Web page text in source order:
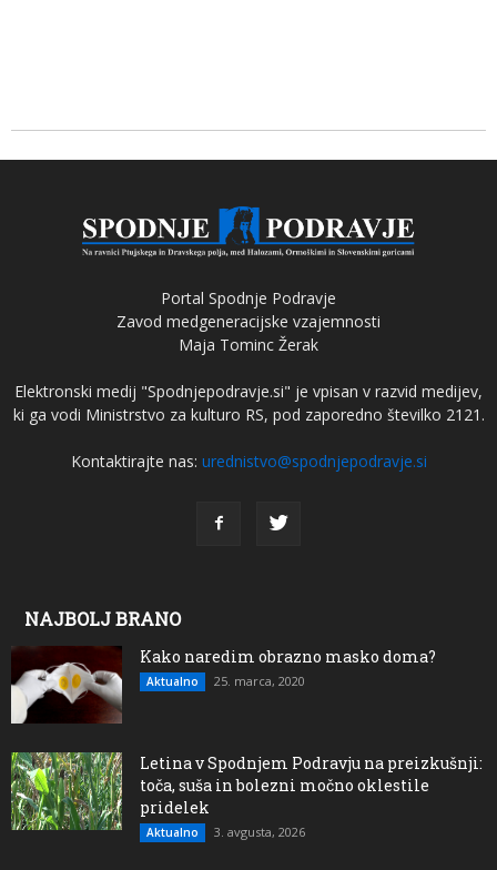
Portal Spodnje Podravje
Zavod medgeneracijske vzajemnosti
Maja Tominc Žerak
Elektronski medij "Spodnjepodravje.si" je vpisan v razvid medijev,
ki ga vodi Ministrstvo za kulturo RS, pod zaporedno številko 2121.
Kontaktirajte nas: urednistvo@spodnjepodravje.si
NAJBOLJ BRANO
Kako naredim obrazno masko doma?
Aktualno 25. marca, 2020
Letina v Spodnjem Podravju na preizkušnji:
toča, suša in bolezni močno oklestile
pridelek
Aktualno 3. avgusta, 2026